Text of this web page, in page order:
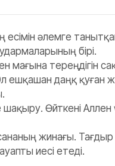
әлемге
бірі.
тереңдігін
ешқашан даңқ
Өйткені
жинағы.
иесі етеді.